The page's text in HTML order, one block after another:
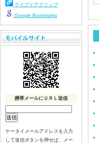
ライブドアクリップ
Google Bookmarks
携帯メールにＵＲＬ送信
ケータイメールアドレスを入力
して送信ボタンを押せば、メー